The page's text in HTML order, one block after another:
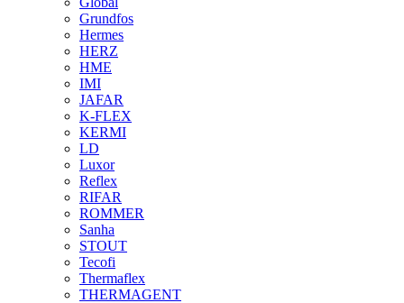
Grundfos
Hermes
HERZ
HME
IMI
JAFAR
K-FLEX
KERMI
LD
Luxor
Reflex
RIFAR
ROMMER
Sanha
STOUT
Tecofi
Thermaflex
THERMAGENT